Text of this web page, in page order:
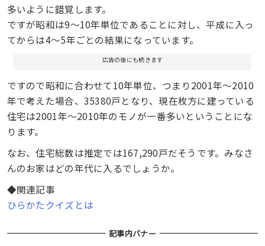
多いように錯覚します。
ですが昭和は9〜10年単位であることに対し、平成に入っ
てからは4〜5年ごとの結果になっています。
広告の後にも続きます
ですので昭和に合わせて10年単位、つまり2001年〜2010
年で考えた場合、35380戸となり、現在枚方に建っている
住宅は2001年〜2010年のモノが一番多いということにな
ります。
なお、住宅総数は推定では167,290戸だそうです。みなさ
んのお家はどの年代に入るでしょうか。
◆関連記事
ひらかたクイズとは
記事内バナー